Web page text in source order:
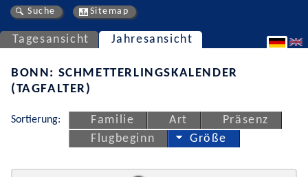
Suche Sitemap
Tagesansicht Jahresansicht
BONN: SCHMETTERLINGSKALENDER
(TAGFALTER)
Sortierung: Familie Art
Präsenz
Flugbeginn
Größe